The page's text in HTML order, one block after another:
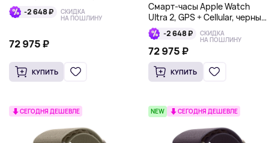
оранжевый/бежевый, Trail
Loop-2 648 ₽ СКИДКА
НА ПОШЛИНУ
72 975 ₽
КУПИТЬ
Смарт-часы Apple Watch
Ultra 2, GPS + Cellular, черный,
Ocean Band
-2 648 ₽ СКИДКА
НА ПОШЛИНУ
72 975 ₽
КУПИТЬ
СЕГОДНЯ ДЕШЕВЛЕ NEW СЕГОДНЯ ДЕШЕВЛЕ